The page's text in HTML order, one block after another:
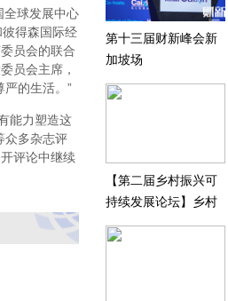
球发展中心
得森国际经
员会的联合
员会主席，
的生活。”
能力塑造这
众多杂志评
评论中继续
第十三届财新峰会新
加坡场
【第二届乡村振兴可
持续发展论坛】乡村
振兴下一步